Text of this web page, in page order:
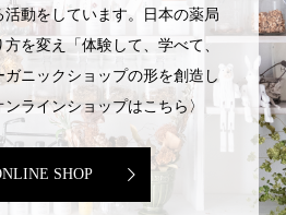
動をしています。日本の薬局
を変え「体験して、学べて、
ニックショップの形を創造し
ラインショップはこちら〉
SHOP